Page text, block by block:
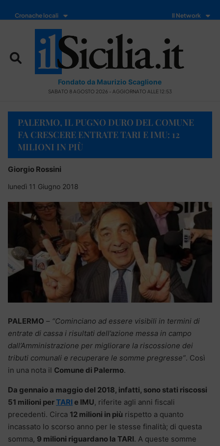
Cronache locali Il Network
Fondato da Maurizio Scaglione
SABATO 8 AGOSTO 2026 - AGGIORNATO ALLE 12:53
PALERMO, IL PUGNO DURO DEL COMUNE
FA CRESCERE ENTRATE TARI E IMU: 12
MILIONI IN PIÙ
Giorgio Rossini
lunedì 11 Giugno 2018
PALERMO – “Cominciano ad essere visibili in termini di
entrate di cassa i risultati dell’azione messa in campo
dall’Amministrazione per migliorare la riscossione dei
tributi comunali e recuperare le somme pregresse”. Così
in una nota il Comune di Palermo.
Da gennaio a maggio del 2018, infatti, sono stati riscossi
51 milioni perTARI e IMU, riferite agli anni fiscali
precedenti. Circa 12 milioni in più rispetto a quanto
incassato lo scorso anno per le stesse finalità; di questa
somma, 9 milioni riguardano la TARI. A queste somme